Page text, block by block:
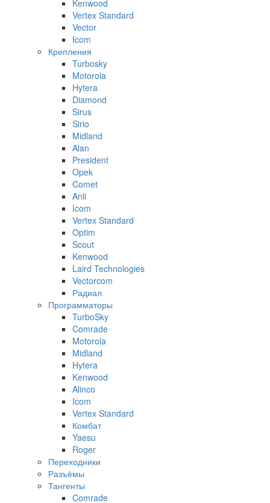
Kenwood
Vertex Standard
Vector
Icom
Крепления
Turbosky
Motorola
Hytera
Diamond
Sirus
Sirio
Midland
Alan
President
Opek
Comet
Anli
Icom
Vertex Standard
Optim
Scout
Kenwood
Laird Technologies
Vectorcom
Радиал
Программаторы
TurboSky
Comrade
Motorola
Midland
Hytera
Kenwood
Alinco
Icom
Vertex Standard
Комбат
Yaesu
Roger
Переходники
Разъёмы
Тангенты
Comrade